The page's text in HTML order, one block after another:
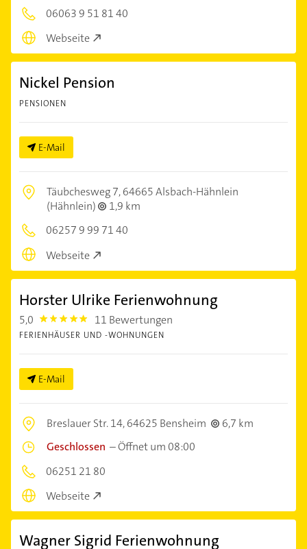
06063 9 51 81 40
Webseite
Nickel Pension
PENSIONEN
E-Mail
Täubchesweg 7,64665 Alsbach-Hähnlein
(Hähnlein)
1,9 km
06257 9 99 71 40
Webseite
Horster Ulrike Ferienwohnung
5,0 5.0 11 Bewertungen
FERIENHÄUSER UND -WOHNUNGEN
E-Mail
Breslauer Str. 14,64625 Bensheim
6,7 km
Geschlossen –Öffnet um 08:00
06251 21 80
Webseite
Wagner Sigrid Ferienwohnung